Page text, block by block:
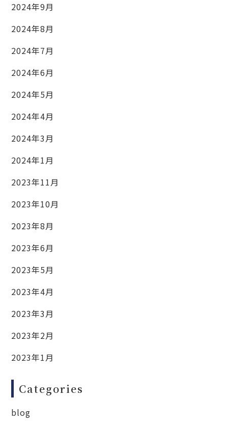
2024年9月
2024年8月
2024年7月
2024年6月
2024年5月
2024年4月
2024年3月
2024年1月
2023年11月
2023年10月
2023年8月
2023年6月
2023年5月
2023年4月
2023年3月
2023年2月
2023年1月
Categories
blog